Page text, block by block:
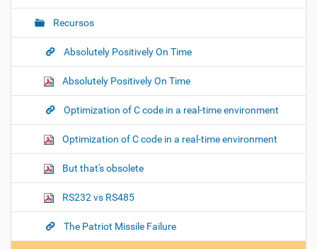
i
Recursos
Absolutely Positively On Time
Absolutely Positively On Time
Optimization of C code in a real-time environment
Optimization of C code in a real-time environment
But that's obsolete
RS232 vs RS485
The Patriot Missile Failure